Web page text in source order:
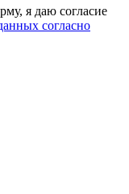
я даю согласие
согласно